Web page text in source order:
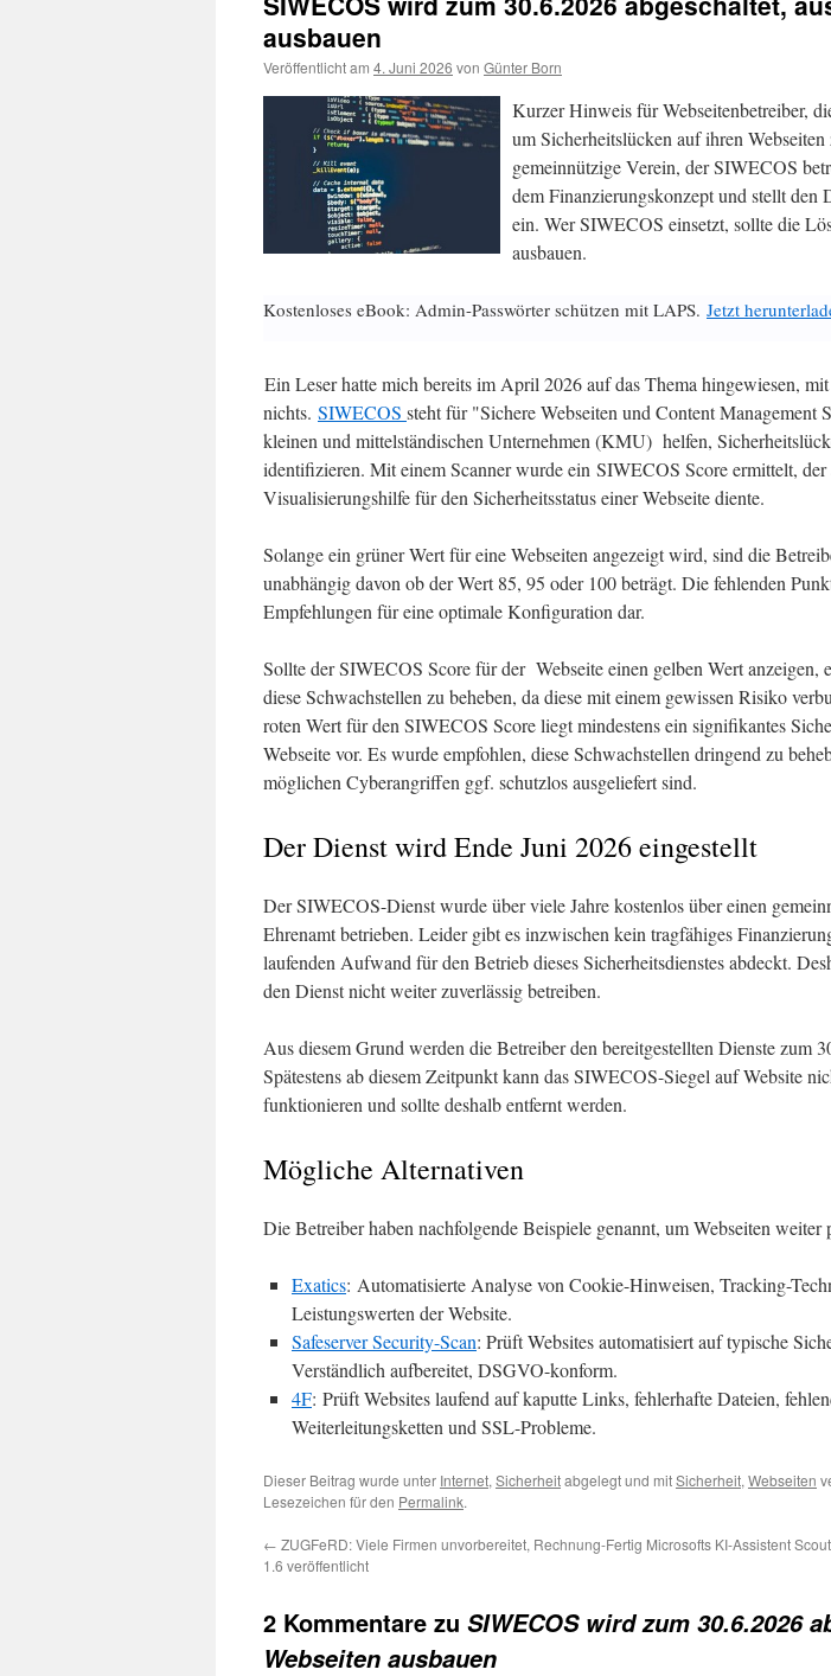
ausbauen
Veröffentlicht am 4. Juni 2026 von Günter Born
Kurzer Hinweis für Webseitenbetreiber,
um Sicherheitslücken auf ihren
gemeinnützige Verein, der SIWECOS
dem Finanzierungskonzept und stellt den
ein. Wer SIWECOS einsetzt, sollte die
ausbauen.
Kostenloses eBook: Admin-Passwörter schützen mit LAPS. Jetzt
Ein Leser hatte mich bereits im April 2026 auf das Thema hingewiesen,
nichts. SIWECOS steht für "Sichere Webseiten und Content Management
kleinen und mittelständischen Unternehmen (KMU) helfen,
identifizieren. Mit einem Scanner wurde ein SIWECOS Score ermittelt, der
Visualisierungshilfe für den Sicherheitsstatus einer Webseite diente.
Solange ein grüner Wert für eine Webseiten angezeigt wird, sind die
unabhängig davon ob der Wert 85, 95 oder 100 beträgt. Die fehlenden
Empfehlungen für eine optimale Konfiguration dar.
Sollte der SIWECOS Score für der Webseite einen gelben Wert anzeigen,
diese Schwachstellen zu beheben, da diese mit einem gewissen Risiko
roten Wert für den SIWECOS Score liegt mindestens ein signifikantes
Webseite vor. Es wurde empfohlen, diese Schwachstellen dringend zu
möglichen Cyberangriffen ggf. schutzlos ausgeliefert sind.
Der Dienst wird Ende Juni 2026 eingestellt
Der SIWECOS-Dienst wurde über viele Jahre kostenlos über einen
Ehrenamt betrieben. Leider gibt es inzwischen kein tragfähiges
laufenden Aufwand für den Betrieb dieses Sicherheitsdienstes abdeckt.
den Dienst nicht weiter zuverlässig betreiben.
Aus diesem Grund werden die Betreiber den bereitgestellten Dienste zum
Spätestens ab diesem Zeitpunkt kann das SIWECOS-Siegel auf Website
funktionieren und sollte deshalb entfernt werden.
Mögliche Alternativen
Die Betreiber haben nachfolgende Beispiele genannt, um Webseiten weiter
Exatics: Automatisierte Analyse von Cookie-Hinweisen, Tracking-
Leistungswerten der Website.
Safeserver Security-Scan: Prüft Websites automatisiert auf typische
Verständlich aufbereitet, DSGVO-konform.
4F: Prüft Websites laufend auf kaputte Links, fehlerhafte Dateien,
Weiterleitungsketten und SSL-Probleme.
Dieser Beitrag wurde unter Internet, Sicherheitabgelegt und mitSicherheit, Webseiten
Lesezeichen für den Permalink.
← ZUGFeRD: Viele Firmen unvorbereitet, Rechnung-Fertig
1.6 veröffentlicht
Microsofts KI-Assistent
2 Kommentare zu SIWECOS wird zum 30.6.2026
Webseiten ausbauen